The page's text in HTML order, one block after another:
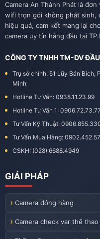
Camera An Thành Phát là
wifi trọn gói không phát sinh,
hiệu quả, cam kết mang lại
camera uy tín hàng đầu tại
CÔNG TY TNHH TM-DV
Trụ sở chính: 51 Lũy Bán Bích,
Minh
Hotline Tư Vấn: 0938.11.23.99
Hotline Tư Vấn 1: 0906.72.73.77
Tư Vấn Kỹ Thuật:
Tư Vấn Mua Hàng:
CSKH: (028) 6688.4949
GIẢI PHÁP
Camera đóng hàng
Camera check var thể thao